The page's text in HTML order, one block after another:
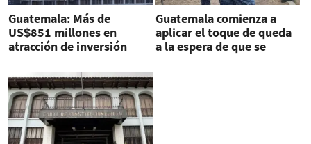
Guatemala: Más de
US$851 millones en
atracción de inversión
Guatemala comienza a
aplicar el toque de queda
a la espera de que se